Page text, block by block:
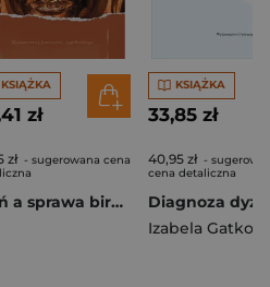
KSIĄŻKA
zł
zł - sugerowana cena
Słoń a sprawa birmańska. O „Podróży do Burmy” Gustawa Herlinga-Grudzińskiego. Ex Oriente
KSIĄŻKA
33,85 zł
40,95 zł -
cena detaliczna
Izabela